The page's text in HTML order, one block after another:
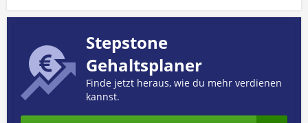
Stepstone
Gehaltsplaner
Finde jetzt heraus, wie du mehr verdienen
kannst.